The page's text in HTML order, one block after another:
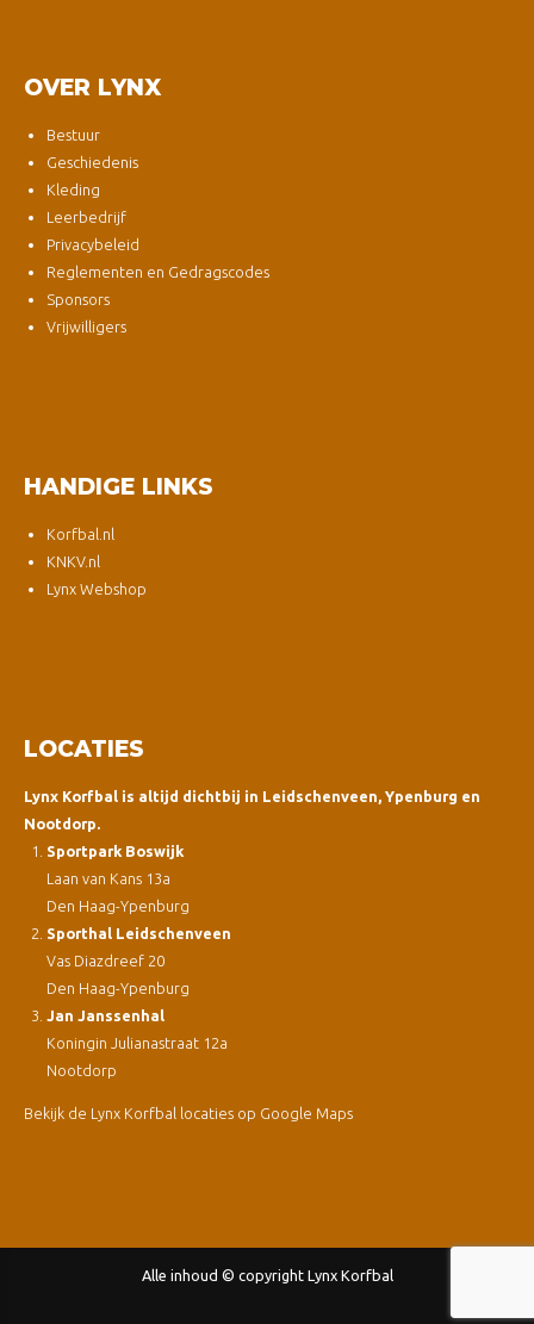
OVER LYNX
Bestuur
Geschiedenis
Kleding
Leerbedrijf
Privacybeleid
Reglementen en Gedragscodes
Sponsors
Vrijwilligers
HANDIGE LINKS
Korfbal.nl
KNKV.nl
Lynx Webshop
LOCATIES
Lynx Korfbal is altijd dichtbij in Leidschenveen, Ypenburg en
Nootdorp.
Sportpark Boswijk
Laan van Kans 13a
Den Haag-Ypenburg
Sporthal Leidschenveen
Vas Diazdreef 20
Den Haag-Ypenburg
Jan Janssenhal
Koningin Julianastraat 12a
Nootdorp
Bekijk de Lynx Korfbal locaties op Google Maps
Alle inhoud © copyright Lynx Korfbal